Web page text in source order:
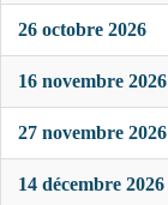
26 octobre 2026
16 novembre 2026
27 novembre 2026
14 décembre 2026